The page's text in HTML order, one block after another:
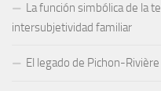
La función simbólica de la
intersubjetividad familiar
El legado de Pichon-Rivière